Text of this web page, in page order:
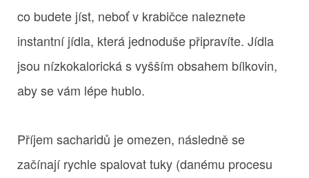
co budete jíst, neboť v krabičce naleznete
instantní jídla, která jednoduše připravíte. Jídla
jsou nízkokalorická s vyšším obsahem bílkovin,
aby se vám lépe hublo.
Příjem sacharidů je omezen, následně se
začínají rychle spalovat tuky (danému procesu